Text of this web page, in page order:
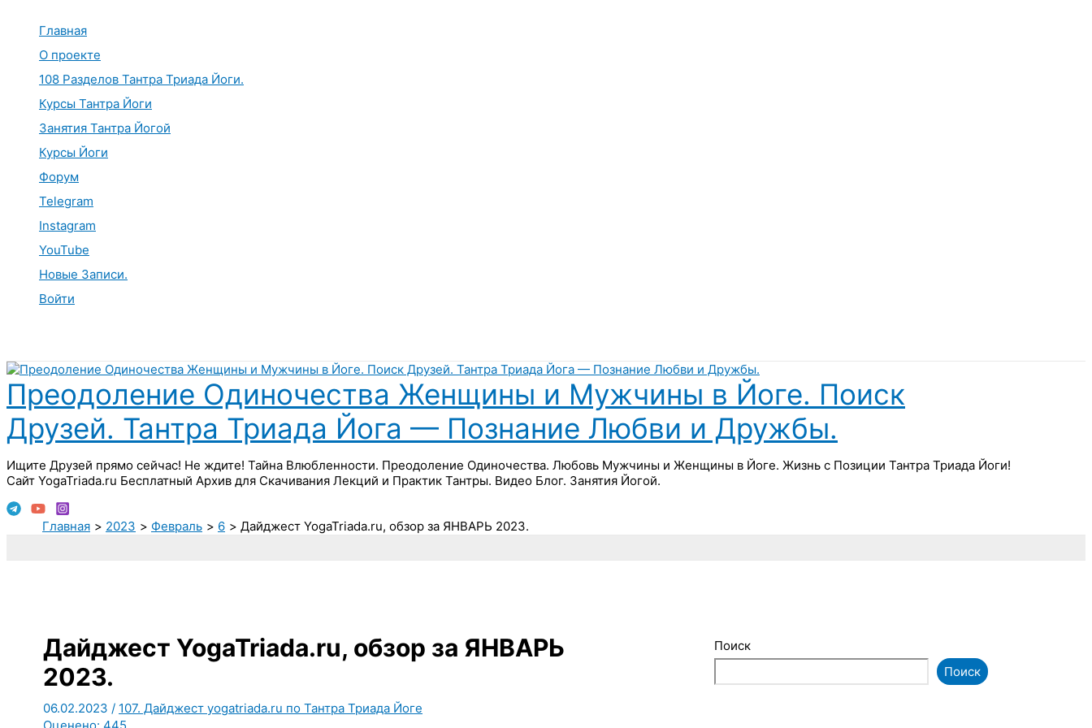
Главная
О проекте
108 Разделов Тантра Триада Йоги.
Курсы Тантра Йоги
Занятия Тантра Йогой
Курсы Йоги
Форум
Telegram
Instagram
YouTube
Новые Записи.
Войти
Преодоление Одиночества Женщины и Мужчины в Йоге. Поиск
Друзей. Тантра Триада Йога — Познание Любви и Дружбы.
Ищите Друзей прямо сейчас! Не ждите! Тайна Влюбленности. Преодоление Одиночества. Любовь Мужчины и Женщины в Йоге. Жизнь с Позиции Тантра Триада Йоги!
Сайт YogaTriada.ru Бесплатный Архив для Скачивания Лекций и Практик Тантры. Видео Блог. Занятия Йогой.
Главная 2023 Февраль 6 Дайджест YogaTriada.ru, обзор за ЯНВАРЬ 2023.
Дайджест YogaTriada.ru, обзор за ЯНВАРЬ
2023.
06.02.2023 / 107. Дайджест yogatriada.ru по Тантра Триада Йоге
Поиск
Поиск